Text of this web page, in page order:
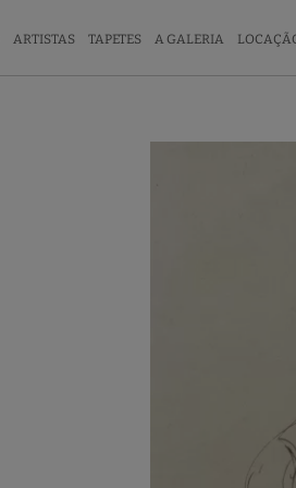
ARTISTAS TAPETES A GALERIA